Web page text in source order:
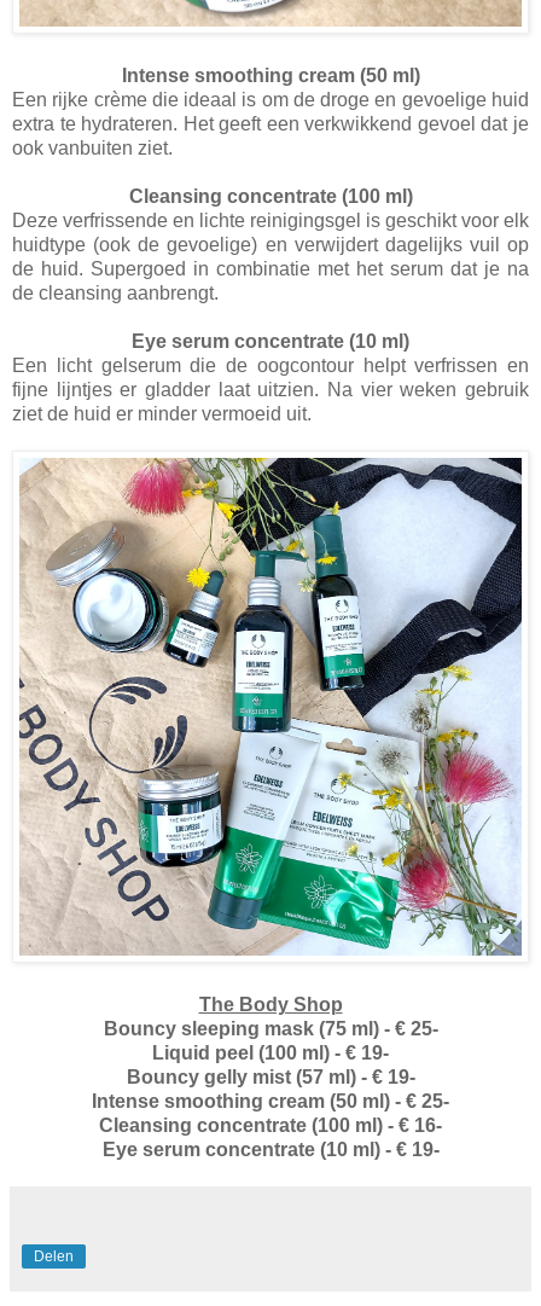
Intense smoothing cream (50 ml)
Een rijke crème die ideaal is om de droge en gevoelige huid
extra te hydrateren. Het geeft een verkwikkend gevoel dat je
ook vanbuiten ziet.
Cleansing concentrate (100 ml)
Deze verfrissende en lichte reinigingsgel is geschikt voor elk
huidtype (ook de gevoelige) en verwijdert dagelijks vuil op
de huid. Supergoed in combinatie met het serum dat je na
de cleansing aanbrengt.
Eye serum concentrate (10 ml)
Een licht gelserum die de oogcontour helpt verfrissen en
fijne lijntjes er gladder laat uitzien. Na vier weken gebruik
ziet de huid er minder vermoeid uit.
The Body Shop
Bouncy sleeping mask (75 ml) - € 25-
Liquid peel (100 ml) - € 19-
Bouncy gelly mist (57 ml) - € 19-
Intense smoothing cream (50 ml) - € 25-
Cleansing concentrate (100 ml) - € 16-
Eye serum concentrate (10 ml) - € 19-
Delen